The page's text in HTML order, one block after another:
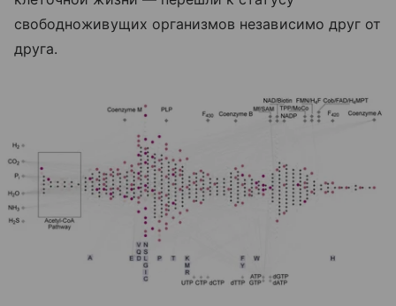
свободноживущих организмов независимо друг от
друга.